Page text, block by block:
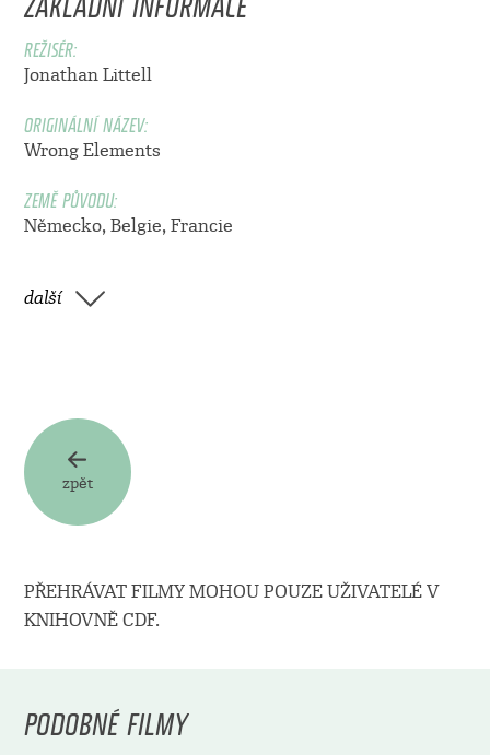
REŽISÉR:
Jonathan Littell
ORIGINÁLNÍ NÁZEV:
Wrong Elements
ZEMĚ PŮVODU:
Německo, Belgie, Francie
další
zpět
PŘEHRÁVAT FILMY MOHOU POUZE UŽIVATELÉ V
KNIHOVNĚ CDF.
PODOBNÉ FILMY